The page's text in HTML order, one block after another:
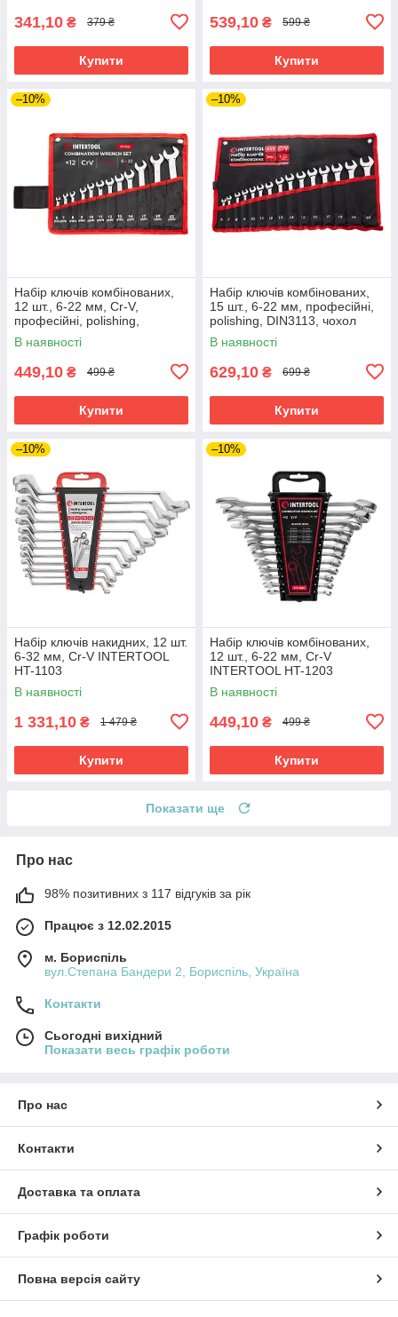
341,10 ₴ 379 ₴
Купити
539,10 ₴ 599 ₴
Купити
–10%
Набір ключів комбінованих,
12 шт., 6-22 мм, Cr-V,
професійні, polishing,
DIN3113, чохол INTERTOOL
XT-1512
В наявності
449,10 ₴ 499 ₴
Купити
–10%
Набір ключів комбінованих,
15 шт., 6-22 мм, професійні,
polishing, DIN3113, чохол
INTERTOOL XT-1514
В наявності
629,10 ₴ 699 ₴
Купити
–10%
Набір ключів накидних, 12 шт.
6-32 мм, Cr-V INTERTOOL
HT-1103
В наявності
1 331,10 ₴ 1 479 ₴
Купити
–10%
Набір ключів комбінованих,
12 шт., 6-22 мм, Cr-V
INTERTOOL HT-1203
В наявності
449,10 ₴ 499 ₴
Купити
Показати ще
Про нас
98% позитивних з 117 відгуків за рік
Працює з 12.02.2015
м. Бориспіль
вул.Степана Бандери 2, Бориспіль, Україна
Контакти
Сьогодні вихідний
Показати весь графік роботи
Про нас
Контакти
Доставка та оплата
Графік роботи
Повна версія сайту